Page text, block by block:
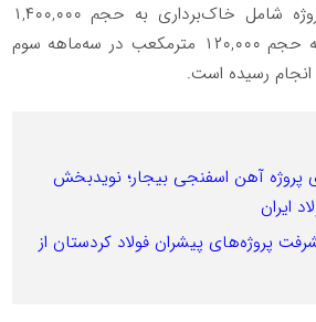
تسطیح اصلی سایت پروژه شامل خاک‌برداری به حجم ۱,۴۰۰,۰۰۰
مترمکعب و خاک‌ریزی به حجم ۱۲۰,۰۰۰ مترمکعب در سه‌ماهه سوم
درصدی پروژه آهن اسفنجی بیجار؛ نویدبخش
ایران
پروژه‌های پیشران فولاد کردستان از